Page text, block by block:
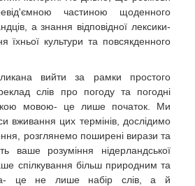
частиною щоденного
а знання відповідної лексики-
їхньої культури та повсякденного
вийти за рамки простого
слів про погоду та погодні
мовою- це лише початок. Ми
вживання цих термінів, дослідимо
розглянемо поширені вирази та
ваше розуміння нідерландської
спілкування більш природним та
це не лише набір слів, а й